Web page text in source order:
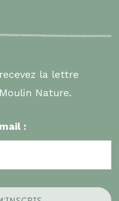
la lettre
Nature.
: